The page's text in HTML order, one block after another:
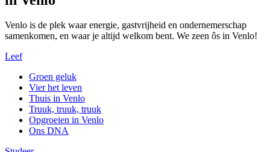
Venlo is de plek waar energie, gastvrijheid en ondernemerschap
samenkomen, en waar je altijd welkom bent. We zeen ôs in Venlo!
Leef
Groen geluk
Vier het leven
Thuis in Venlo
Truuk, truuk, truuk
Opgroeien in Venlo
Ons DNA